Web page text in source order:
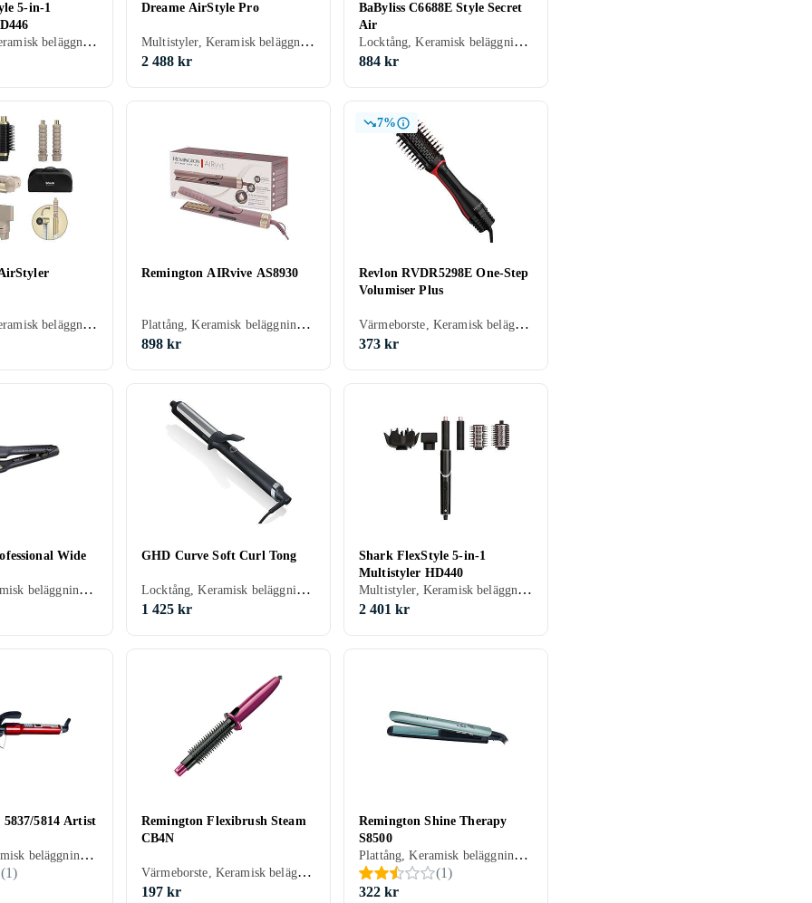
5-in-1
Multistyler, Keramisk beläggning, Rörligt sladdfäste, 32 mm, 95 grader
Dreame AirStyle Pro
Multistyler, Keramisk beläggning, Avjoniserande, Rörligt sladdfäste, Automatisk avstängning, 44 mm, 140 grader
2 488 kr
BaByliss C6688E Style Secret
Air
Locktång, Keramisk beläggning, Avjoniserande, Rörligt sladdfäste, Automatisk avstängning, Display, 25 mm, 200 grader
884 kr
Multistyler, Keramisk beläggning, 409 mm
Remington AIRvive AS8930
Plattång, Keramisk beläggning, Avjoniserande, Automatisk avstängning, Display
898 kr
7%
Revlon RVDR5298E One-Step
Volumiser Plus
Värmeborste, Keramisk beläggning, Avjoniserande, Rörligt sladdfäste, 64 mm
373 kr
Wide
Plattång, Keramisk beläggning, Avjoniserande, Sladdlös, Automatisk avstängning, 42 mm, 185 grader
GHD Curve Soft Curl Tong
Locktång, Keramisk beläggning, Rörligt sladdfäste, Automatisk avstängning, Säkerhetsställ, 32 mm, 185 grader
1 425 kr
Shark FlexStyle 5-in-1
Multistyler HD440
Multistyler, Keramisk beläggning, Ånga, Rörligt sladdfäste, 32 mm
2 401 kr
5814 Artist
Vågtång, Keramisk beläggning, Rörligt sladdfäste, Automatisk avstängning, Display, 37 mm, 180 grader
(1)
Remington Flexibrush Steam
CB4N
Värmeborste, Keramisk beläggning, Ånga, Rörligt sladdfäste, 23 mm
197 kr
Remington Shine Therapy
S8500
Plattång, Keramisk beläggning, Ånga, Avjoniserande, Rörligt sladdfäste, Automatisk avstängning, Display, 25 mm, 230 grader
(1)
322 kr